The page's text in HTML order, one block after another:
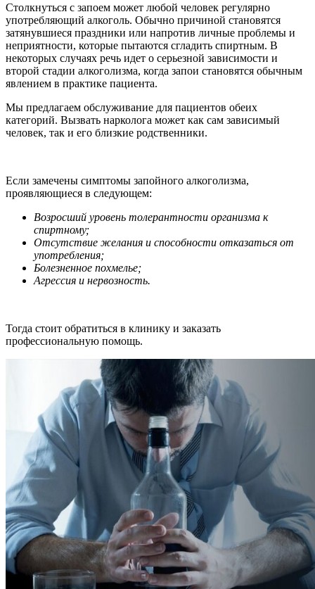
Столкнуться с запоем может любой человек регулярно
употребляющий алкоголь. Обычно причиной становятся
затянувшиеся праздники или напротив личные проблемы и
неприятности, которые пытаются сгладить спиртным. В
некоторых случаях речь идет о серьезной зависимости и
второй стадии алкоголизма, когда запои становятся обычным
явлением в практике пациента.
Мы предлагаем обслуживание для пациентов обеих
категорий. Вызвать нарколога может как сам зависимый
человек, так и его близкие родственники.
Если замечены симптомы запойного алкоголизма,
проявляющиеся в следующем:
Возросший уровень толерантности организма к
спиртному;
Отсутствие желания и способности отказаться от
употребления;
Болезненное похмелье;
Агрессия и нервозность.
Тогда стоит обратиться в клинику и заказать
профессиональную помощь.